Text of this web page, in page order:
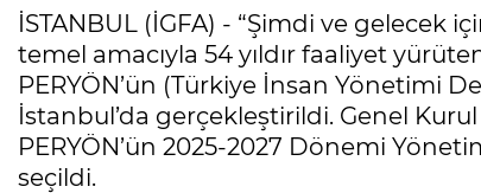
İSTANBUL (İGFA) - “Şimdi ve gelecek
temel amacıyla 54 yıldır faaliyet
PERYÖN’ün (Türkiye İnsan Yönetimi
İstanbul’da gerçekleştirildi. Genel
PERYÖN’ün 2025-2027 Dönemi
seçildi.